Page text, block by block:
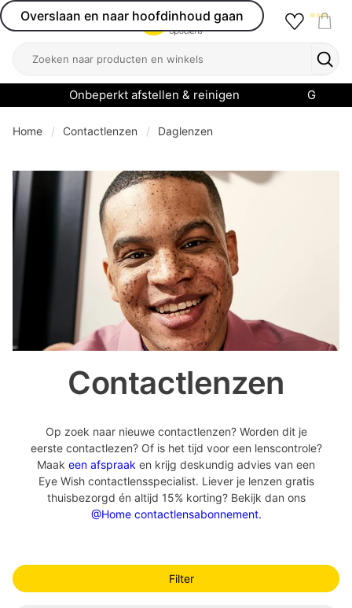
Overslaan en naar hoofdinhoud gaan
Open menu
Zoeken
Onbeperkt afstellen & reinigen
menu
Home Contactlenzen Daglenzen
Contactlenzen
Op zoek naar nieuwe contactlenzen? Worden dit je
eerste contactlezen? Of is het tijd voor een lenscontrole?
Maak een afspraak en krijg deskundig advies van een
Eye Wish contactlensspecialist. Liever je lenzen gratis
thuisbezorgd én altijd 15% korting? Bekijk dan ons
@Home contactlensabonnement.
Filter